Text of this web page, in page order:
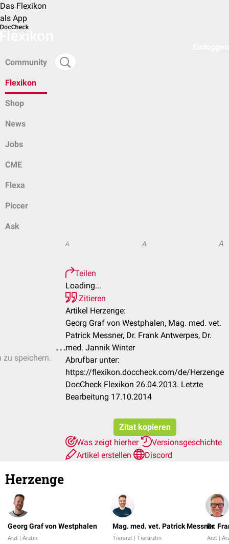
Das Flexikon
als App
Community
Flexikon
Shop
News
Jobs
CME
Flexa
Piccer
Ask
zu speichern.
A A A
Teilen
Loading...
Zitieren
Artikel Herzenge:
Georg Graf von Westphalen, Mag. med. vet.
Patrick Messner, Dr. Frank Antwerpes, Dr.
med. Jannik Winter
Abrufbar unter:
https://flexikon.doccheck.com/de/Herzenge
DocCheck Flexikon 26.04.2013. Letzte
Bearbeitung 17.10.2014
Zitat kopieren
Was zeigt hierher
Versionsgeschichte
Artikel erstellen
Discord
Herzenge
Georg Graf von Westphalen
Arzt | Ärztin
Mag. med. vet. Patrick Messner
Tierarzt | Tierärztin
Dr.
Arzt |